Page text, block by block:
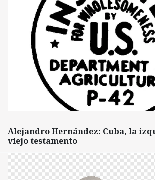
Alejandro Hernández: Cuba, la
viejo testamento